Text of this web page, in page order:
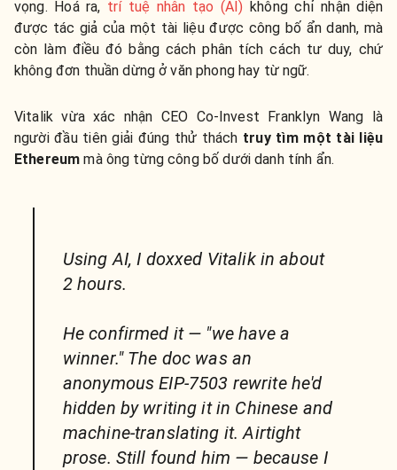
vọng. Hoá ra, trí tuệ nhân tạo (AI) không chỉ nhận diện
được tác giả của một tài liệu được công bố ẩn danh, mà
còn làm điều đó bằng cách phân tích cách tư duy, chứ
không đơn thuần dừng ở văn phong hay từ ngữ.
Vitalik vừa xác nhận CEO Co-Invest Franklyn Wang là
người đầu tiên giải đúng thử thách truy tìm một tài liệu
Ethereum mà ông từng công bố dưới danh tính ẩn.
Using AI, I doxxed Vitalik in about
2 hours.
He confirmed it — "we have a
winner." The doc was an
anonymous EIP-7503 rewrite he'd
hidden by writing it in Chinese and
machine-translating it. Airtight
prose. Still found him — because I